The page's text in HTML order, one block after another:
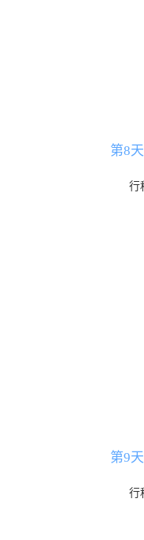
第8天
行
第9天
行